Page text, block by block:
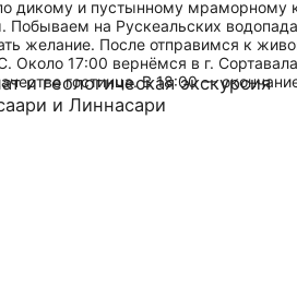
дикому и пустынному мраморному
на Рускеальских
желание. После отправимся к
Около 17:00 вернёмся в г.
гостинца. В 18:00 —
и геологическая экскурсия
и Линнасари